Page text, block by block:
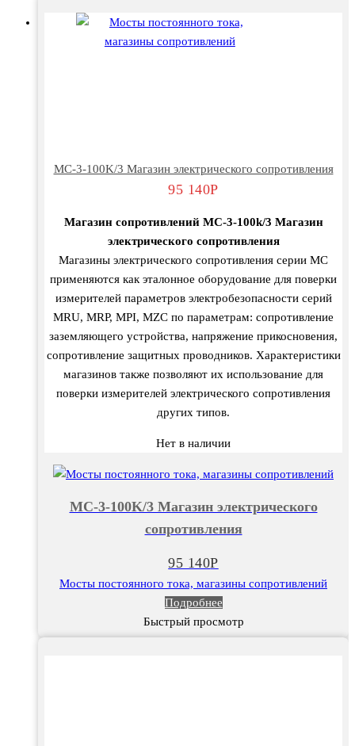
МС-3-100K/3 Магазин электрического сопротивления
95 140Р
Магазин сопротивлений МС-3-100k/3 Магазин
электрического сопротивления
Магазины электрического сопротивления серии МС
применяются как эталонное оборудование для поверки
измерителей параметров электробезопасности серий
MRU, MRP, MPI, MZC по параметрам: сопротивление
заземляющего устройства, напряжение прикосновения,
сопротивление защитных проводников. Характеристики
магазинов также позволяют их использование для
поверки измерителей электрического сопротивления
других типов.
Нет в наличии
МС-3-100K/3 Магазин электрического
сопротивления
95 140Р
Мосты постоянного тока, магазины сопротивлений
Подробнее
Быстрый просмотр